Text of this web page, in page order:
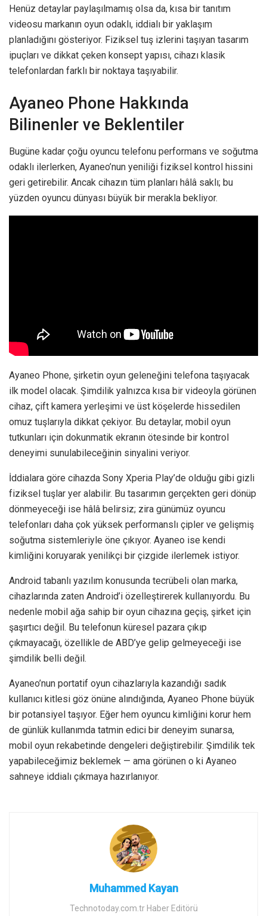
Henüz detaylar paylaşılmamış olsa da, kısa bir tanıtım
videosu markanın oyun odaklı, iddialı bir yaklaşım
planladığını gösteriyor. Fiziksel tuş izlerini taşıyan tasarım
ipuçları ve dikkat çeken konsept yapısı, cihazı klasik
telefonlardan farklı bir noktaya taşıyabilir.
Ayaneo Phone Hakkında
Bilinenler ve Beklentiler
Bugüne kadar çoğu oyuncu telefonu performans ve soğutma
odaklı ilerlerken, Ayaneo’nun yeniliği fiziksel kontrol hissini
geri getirebilir. Ancak cihazın tüm planları hâlâ saklı; bu
yüzden oyuncu dünyası büyük bir merakla bekliyor.
Ayaneo Phone, şirketin oyun geleneğini telefona taşıyacak
ilk model olacak. Şimdilik yalnızca kısa bir videoyla görünen
cihaz, çift kamera yerleşimi ve üst köşelerde hissedilen
omuz tuşlarıyla dikkat çekiyor. Bu detaylar, mobil oyun
tutkunları için dokunmatik ekranın ötesinde bir kontrol
deneyimi sunulabileceğinin sinyalini veriyor.
İddialara göre cihazda Sony Xperia Play’de olduğu gibi gizli
fiziksel tuşlar yer alabilir. Bu tasarımın gerçekten geri dönüp
dönmeyeceği ise hâlâ belirsiz; zira günümüz oyuncu
telefonları daha çok yüksek performanslı çipler ve gelişmiş
soğutma sistemleriyle öne çıkıyor. Ayaneo ise kendi
kimliğini koruyarak yenilikçi bir çizgide ilerlemek istiyor.
Android tabanlı yazılım konusunda tecrübeli olan marka,
cihazlarında zaten Android’i özelleştirerek kullanıyordu. Bu
nedenle mobil ağa sahip bir oyun cihazına geçiş, şirket için
şaşırtıcı değil. Bu telefonun küresel pazara çıkıp
çıkmayacağı, özellikle de ABD’ye gelip gelmeyeceği ise
şimdilik belli değil.
Ayaneo’nun portatif oyun cihazlarıyla kazandığı sadık
kullanıcı kitlesi göz önüne alındığında, Ayaneo Phone büyük
bir potansiyel taşıyor. Eğer hem oyuncu kimliğini korur hem
de günlük kullanımda tatmin edici bir deneyim sunarsa,
mobil oyun rekabetinde dengeleri değiştirebilir. Şimdilik tek
yapabileceğimiz beklemek — ama görünen o ki Ayaneo
sahneye iddialı çıkmaya hazırlanıyor.
Muhammed Kayan
Technotoday.com.tr Haber Editörü